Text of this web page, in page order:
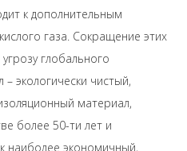
к дополнительным
газа. Сокращение этих
глобального
экологически чистый,
материал,
более 50-ти лет и
наиболее экономичный,